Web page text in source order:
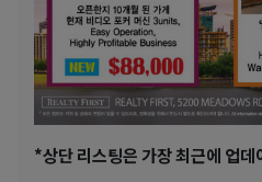
*상단 리스팅은 가장 최근에 업